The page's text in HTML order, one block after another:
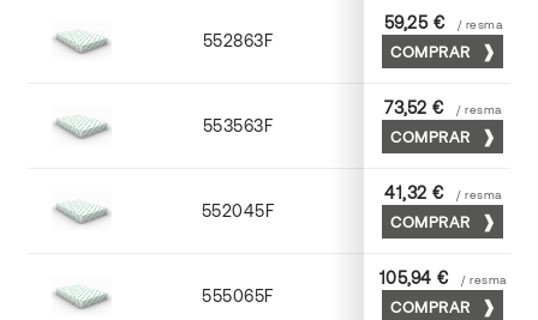
552863F 63 x 88
59,25 € / resma
COMPRAR
553563F 63 x 88
73,52 € / resma
COMPRAR
552045F 45 x 64
41,32 € / resma
COMPRAR
555065F 65 x 90
105,94 € / resma
COMPRAR